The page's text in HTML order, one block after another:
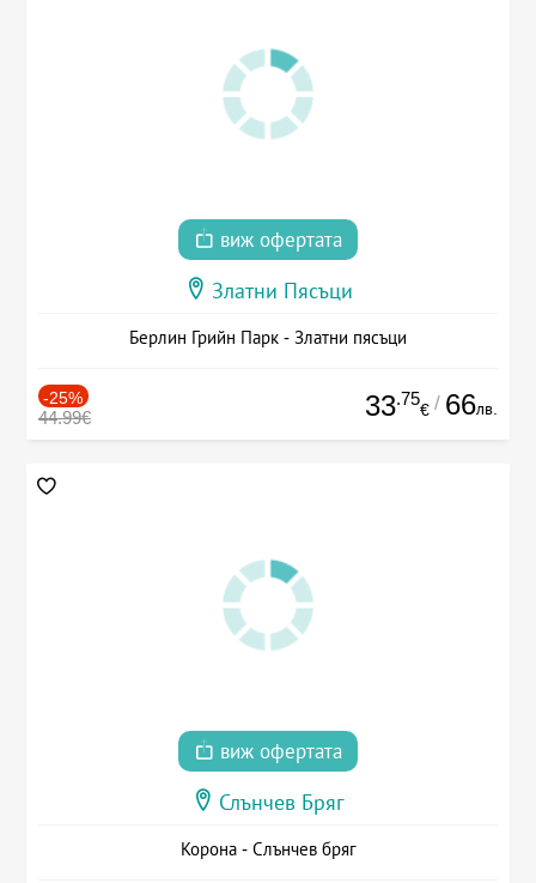
виж офертата
Златни Пясъци
Берлин Грийн Парк - Златни пясъци
-25%
44.99€ 33.75
€ / 66лв.
виж офертата
Слънчев Бряг
Корона - Слънчев бряг